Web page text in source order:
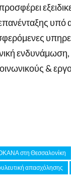
υπό
&
στη Θεσσαλονίκη
απασχόλησης